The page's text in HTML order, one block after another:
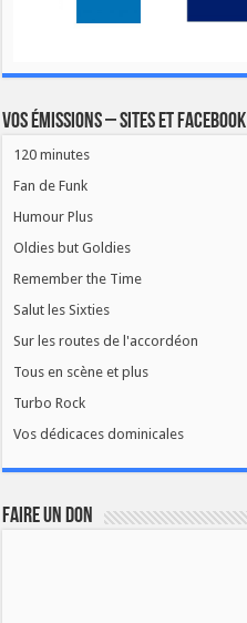
Vos émissions – Sites et Facebook
120 minutes
Fan de Funk
Humour Plus
Oldies but Goldies
Remember the Time
Salut les Sixties
Sur les routes de l'accordéon
Tous en scène et plus
Turbo Rock
Vos dédicaces dominicales
FAIRE UN DON